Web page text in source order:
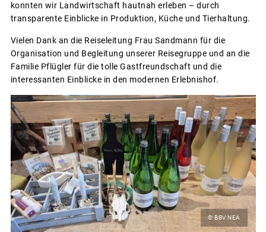
konnten wir Landwirtschaft hautnah erleben – durch
transparente Einblicke in Produktion, Küche und Tierhaltung.
Vielen Dank an die Reiseleitung Frau Sandmann für die
Organisation und Begleitung unserer Reisegruppe und an die
Familie Pflügler für die tolle Gastfreundschaft und die
interessanten Einblicke in den modernen Erlebnishof.
© BBV NEA